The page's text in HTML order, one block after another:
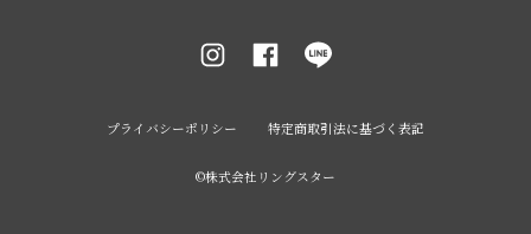
プライバシーポリシー 特定商取引法に基づく表記
©︎株式会社リングスター